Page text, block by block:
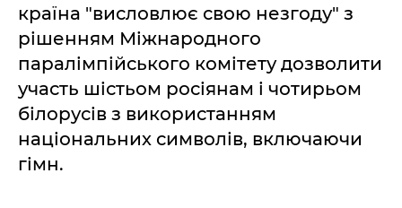
країна "висловлює свою незгоду" з
рішенням Міжнародного
паралімпійського комітету дозволити
участь шістьом росіянам і чотирьом
білорусів з використанням
національних символів, включаючи
гімн.